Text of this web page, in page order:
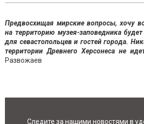
Предвосхищая мирские вопросы, хочу
на территорию музея-заповедника
для севастопольцев и гостей города.
территории Древнего Херсонеса не
Развожаев
Следите за нашими новостями в